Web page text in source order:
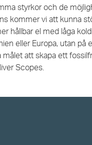
styrkor och de
kommer vi att kunna
hållbar el med låga
eller Europa, utan på
målet att skapa ett
Scopes.